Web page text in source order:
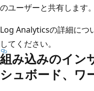
のユーザーと共有します。
Log Analyticsの詳細につ
してください。
組み込みのイン
シュボード、ワ